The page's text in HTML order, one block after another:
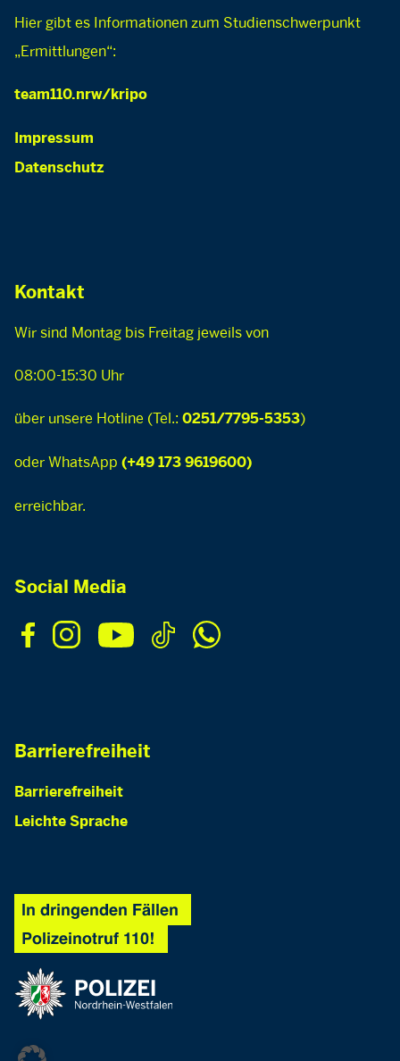
Hier gibt es Informationen zum Studienschwerpunkt
„Ermittlungen“:
team110.nrw/kripo
Impressum
Datenschutz
Kontakt
Wir sind Montag bis Freitag jeweils von
08:00-15:30 Uhr
über unsere Hotline (Tel.: 0251/7795-5353)
oder WhatsApp (+49 173 9619600)
erreichbar.
Social Media
Barrierefreiheit
Barrierefreiheit
Leichte Sprache